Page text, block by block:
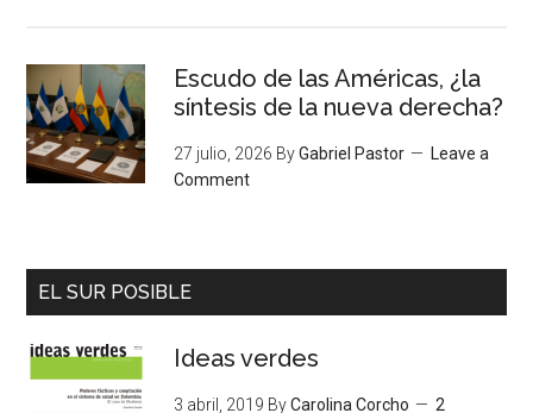
Escudo de las Américas, ¿la
síntesis de la nueva derecha?
27 julio, 2026 ByGabriel Pastor
Leave a
Comment
EL SUR POSIBLE
Ideas verdes
3 abril, 2019 ByCarolina Corcho 2